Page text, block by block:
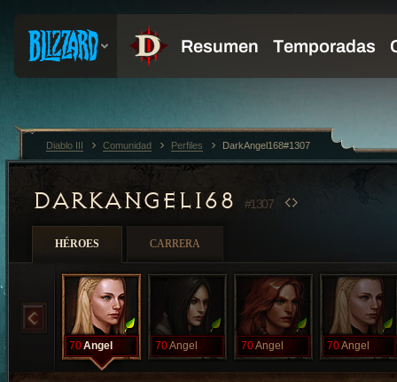
DARKANGEL168 #1307
HÉROES CARRERA
70Angel 70Angel 70Angel 70Angel
Diablo III Comunidad Perfiles DarkAngel168#1307